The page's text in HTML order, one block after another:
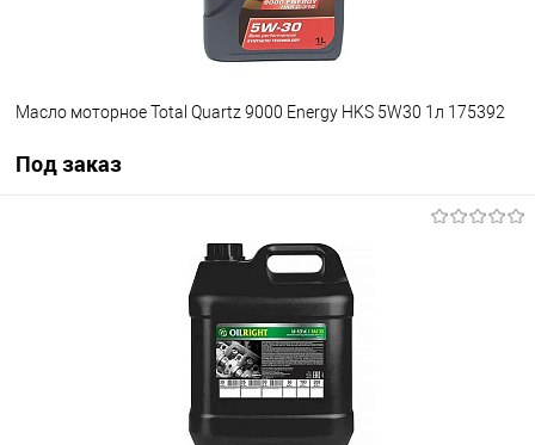
Масло моторное Total Quartz 9000 Energy HKS 5W30 1л 175392
Под заказ
Под заказ